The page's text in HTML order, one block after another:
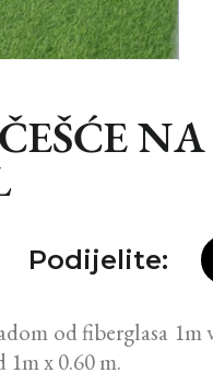
Podijelite:
od fiberglasa 1m
x 0.60 m.